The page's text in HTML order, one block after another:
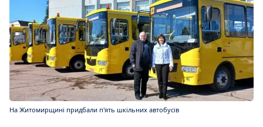
На Житомирщині придбали п'ять шкільних автобусів